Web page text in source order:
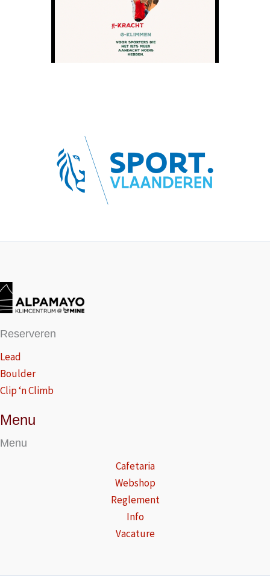
Reserveren
Lead
Boulder
Clip ‘n Climb
Menu
Menu
Cafetaria
Webshop
Reglement
Info
Vacature